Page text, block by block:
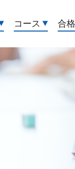
コース 合